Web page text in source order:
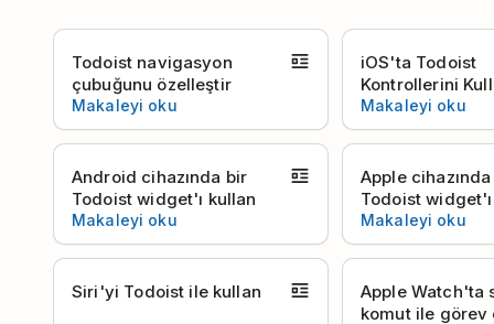
Todoist navigasyon
çubuğunu özelleştir
Makaleyi oku
iOS'ta Todoist
Kontrollerini
Makaleyi oku
Android cihazında bir
Todoist widget'ı kullan
Makaleyi oku
Apple
Todoist
Makaleyi oku
Siri'yi Todoist ile kullan
Apple Watch'ta
komut ile görev